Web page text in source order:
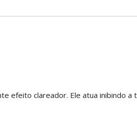
efeito clareador. Ele atua inibindo a